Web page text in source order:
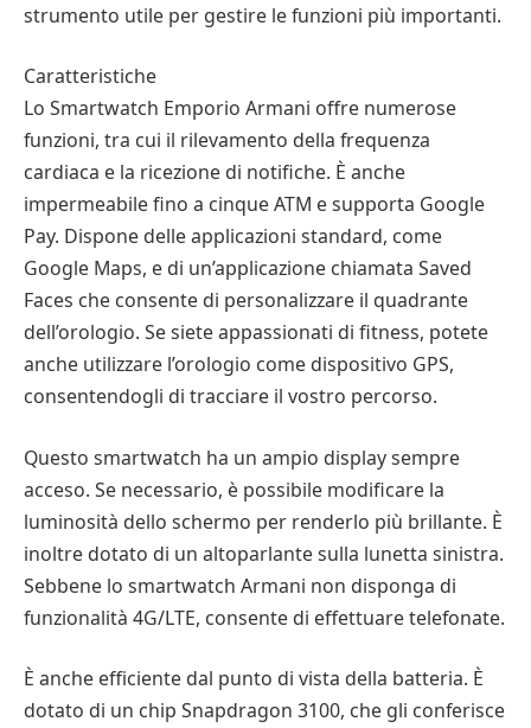
strumento utile per gestire le funzioni più importanti.
Caratteristiche
Lo Smartwatch Emporio Armani offre numerose
funzioni, tra cui il rilevamento della frequenza
cardiaca e la ricezione di notifiche. È anche
impermeabile fino a cinque ATM e supporta Google
Pay. Dispone delle applicazioni standard, come
Google Maps, e di un’applicazione chiamata Saved
Faces che consente di personalizzare il quadrante
dell’orologio. Se siete appassionati di fitness, potete
anche utilizzare l’orologio come dispositivo GPS,
consentendogli di tracciare il vostro percorso.
Questo smartwatch ha un ampio display sempre
acceso. Se necessario, è possibile modificare la
luminosità dello schermo per renderlo più brillante. È
inoltre dotato di un altoparlante sulla lunetta sinistra.
Sebbene lo smartwatch Armani non disponga di
funzionalità 4G/LTE, consente di effettuare telefonate.
È anche efficiente dal punto di vista della batteria. È
dotato di un chip Snapdragon 3100, che gli conferisce